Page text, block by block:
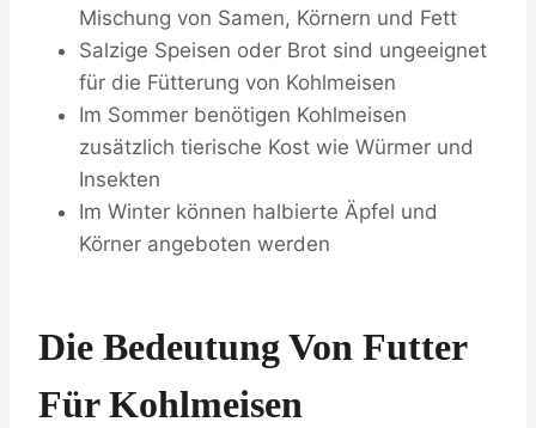
Mischung von Samen, Körnern und Fett
Salzige Speisen oder Brot sind ungeeignet
für die Fütterung von Kohlmeisen
Im Sommer benötigen Kohlmeisen
zusätzlich tierische Kost wie Würmer und
Insekten
Im Winter können halbierte Äpfel und
Körner angeboten werden
Die Bedeutung Von Futter
Für Kohlmeisen